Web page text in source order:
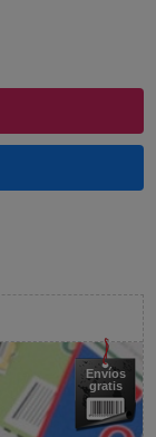
Envíos
gratis